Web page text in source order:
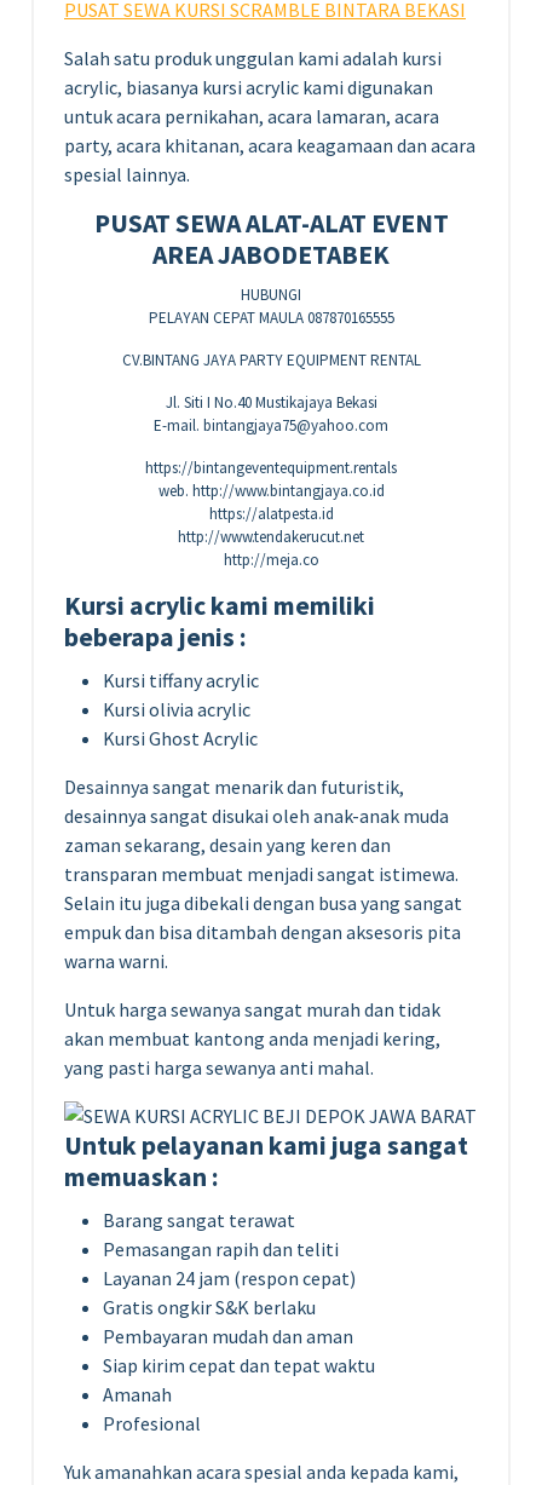
PUSAT SEWA KURSI SCRAMBLE BINTARA BEKASI
Salah satu produk unggulan kami adalah kursi
acrylic, biasanya kursi acrylic kami digunakan
untuk acara pernikahan, acara lamaran, acara
party, acara khitanan, acara keagamaan dan acara
spesial lainnya.
PUSAT SEWA ALAT-ALAT EVENT
AREA JABODETABEK
HUBUNGI
PELAYAN CEPAT MAULA 087870165555
CV.BINTANG JAYA PARTY EQUIPMENT RENTAL
Jl. Siti I No.40 Mustikajaya Bekasi
E-mail. bintangjaya75@yahoo.com
https://bintangeventequipment.rentals
web. http://www.bintangjaya.co.id
https://alatpesta.id
http://www.tendakerucut.net
http://meja.co
Kursi acrylic kami memiliki
beberapa jenis :
Kursi tiffany acrylic
Kursi olivia acrylic
Kursi Ghost Acrylic
Desainnya sangat menarik dan futuristik,
desainnya sangat disukai oleh anak-anak muda
zaman sekarang, desain yang keren dan
transparan membuat menjadi sangat istimewa.
Selain itu juga dibekali dengan busa yang sangat
empuk dan bisa ditambah dengan aksesoris pita
warna warni.
Untuk harga sewanya sangat murah dan tidak
akan membuat kantong anda menjadi kering,
yang pasti harga sewanya anti mahal.
Untuk pelayanan kami juga sangat
memuaskan :
Barang sangat terawat
Pemasangan rapih dan teliti
Layanan 24 jam (respon cepat)
Gratis ongkir S&K berlaku
Pembayaran mudah dan aman
Siap kirim cepat dan tepat waktu
Amanah
Profesional
Yuk amanahkan acara spesial anda kepada kami,